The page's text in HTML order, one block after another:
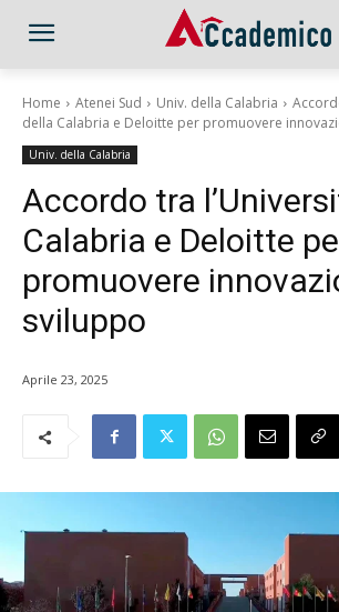
Home Atenei Sud Univ. della Calabria
della Calabria e Deloitte per promuovere
Univ. della Calabria
Accordo tra
Calabria e Deloitte
promuovere
sviluppo
Aprile 23, 2025